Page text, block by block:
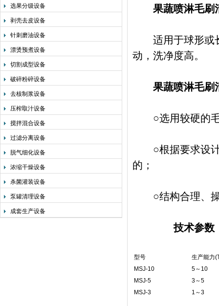
选果分级设备
剥壳去皮设备
针刺磨油设备
漂烫预煮设备
切割成型设备
破碎粉碎设备
去核制浆设备
压榨取汁设备
搅拌混合设备
过滤分离设备
脱气细化设备
浓缩干燥设备
杀菌灌装设备
泵罐清理设备
成套生产设备
果蔬喷淋毛刷
适用于球形或长
动，洗净度高。
果蔬喷淋毛刷
○选用较硬的毛
○根据要求设计
的；
○结构合理、操
技术参数
型号
生产能力
MSJ-10
5～10
MSJ-5
3～5
MSJ-3
1～3